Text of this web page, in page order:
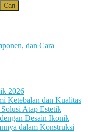
dan Cara
2026
Ketebalan dan Kualitas
Atap Estetik
Desain Ikonik
dalam Konstruksi